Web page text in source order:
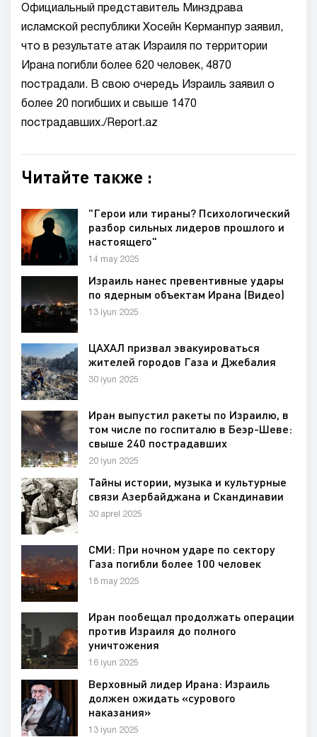
Официальный представитель Минздрава
исламской республики Хосейн Керманпур заявил,
что в результате атак Израиля по территории
Ирана погибли более 620 человек, 4870
пострадали. В свою очередь Израиль заявил о
более 20 погибших и свыше 1470
пострадавших./Report.az
Читайте также :
"Герои или тираны? Психологический
разбор сильных лидеров прошлого и
настоящего"
14 may 2025
Израиль нанес превентивные удары
по ядерным объектам Ирана (Видео)
13 iyun 2025
ЦАХАЛ призвал эвакуироваться
жителей городов Газа и Джебалия
30 iyun 2025
Иран выпустил ракеты по Израилю, в
том числе по госпиталю в Беэр-Шеве:
свыше 240 пострадавших
20 iyun 2025
Тайны истории, музыка и культурные
связи Азербайджана и Скандинавии
30 aprel 2025
СМИ: При ночном ударе по сектору
Газа погибли более 100 человек
18 may 2025
Иран пообещал продолжать операции
против Израиля до полного
уничтожения
16 iyun 2025
Верховный лидер Ирана: Израиль
должен ожидать «сурового
наказания»
13 iyun 2025